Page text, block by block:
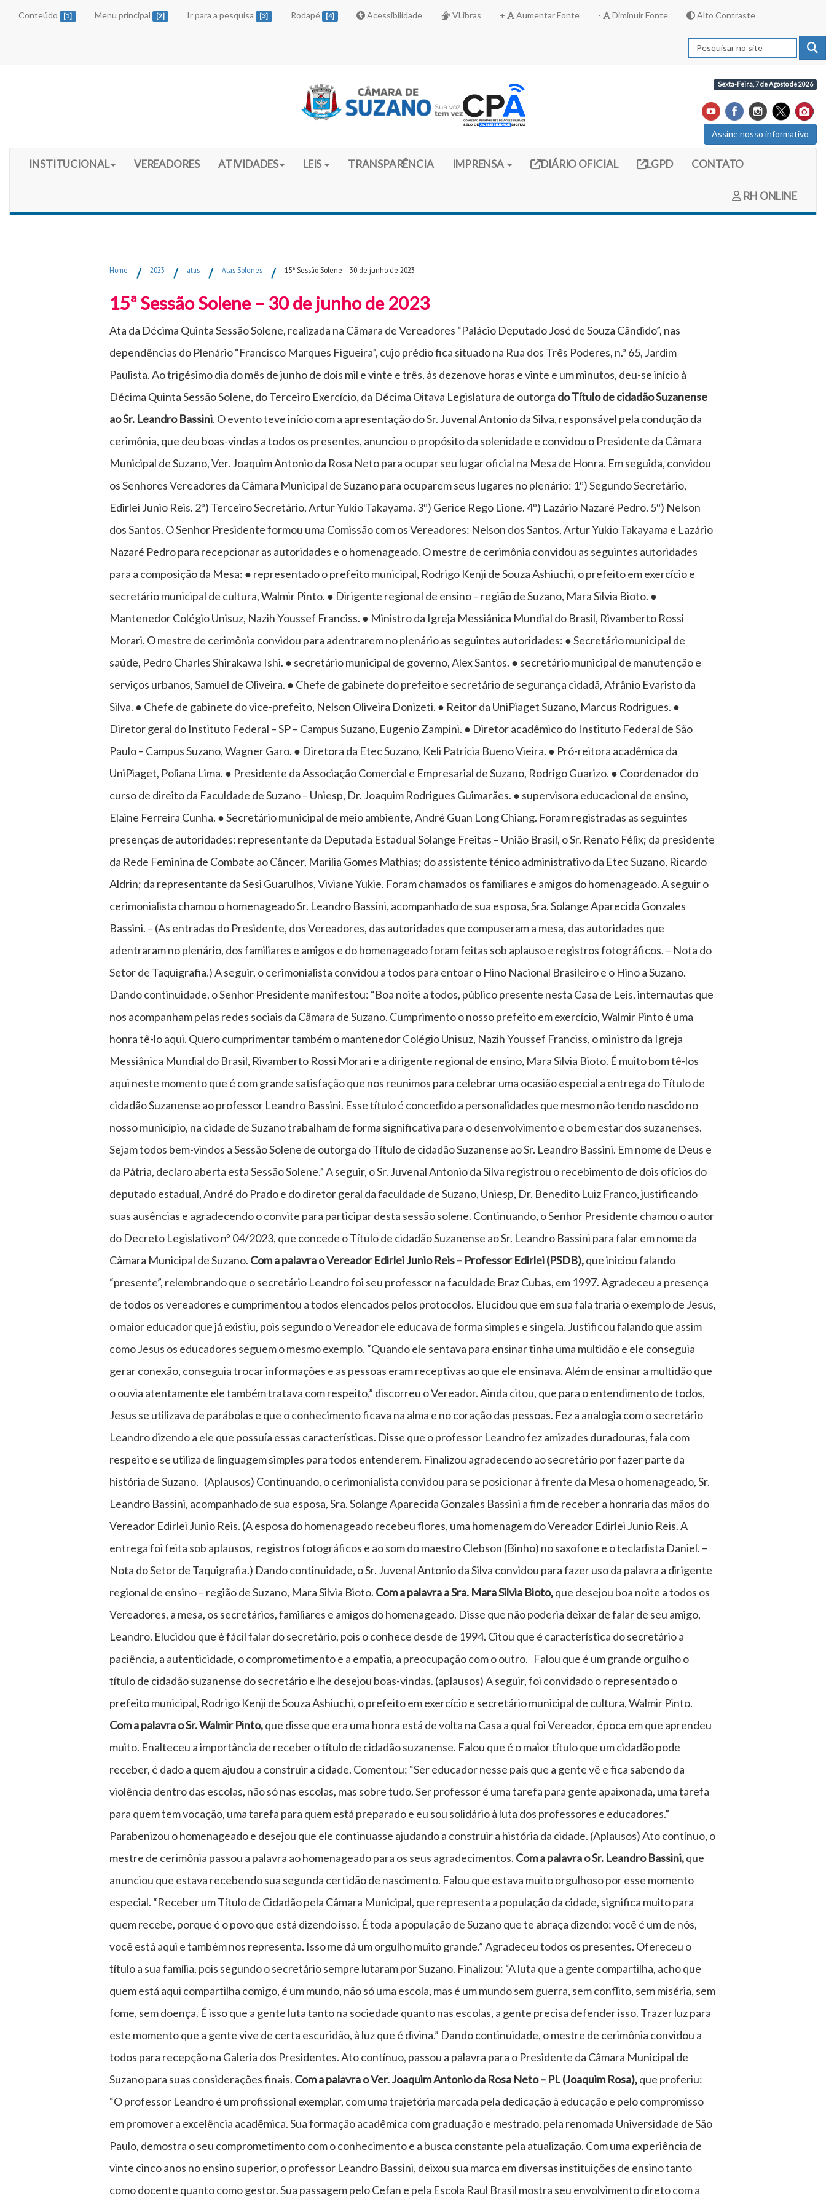
Conteúdo [1] Menu principal [2] Ir para a pesquisa [3] Rodapé [4] Acessibilidade VLibras + Aumentar Fonte - Diminuir Fonte Alto Contraste
Sexta-Feira, 7 de Agosto de 2026
Assine nosso informativo
Início do Menu Principal
INSTITUCIONAL VEREADORES ATIVIDADES LEIS TRANSPARÊNCIA IMPRENSA Link externo (site do diario oficial do legislativo)
DIÁRIO OFICIAL Link externo (site com informações LGPD)
LGPD CONTATO
RH ONLINE
Home / 2023 / atas / Atas Solenes / 15ª Sessão Solene – 30 de junho de 2023
15ª Sessão Solene – 30 de junho de 2023
Ata da Décima Quinta Sessão Solene, realizada na Câmara de Vereadores “Palácio Deputado José de Souza Cândido”, nas
dependências do Plenário “Francisco Marques Figueira”, cujo prédio fica situado na Rua dos Três Poderes, n.º 65, Jardim
Paulista. Ao trigésimo dia do mês de junho de dois mil e vinte e três, às dezenove horas e vinte e um minutos, deu-se início à
Décima Quinta Sessão Solene, do Terceiro Exercício, da Décima Oitava Legislatura de outorga do Título de cidadão Suzanense
ao Sr. Leandro Bassini. O evento teve início com a apresentação do Sr. Juvenal Antonio da Silva, responsável pela condução da
cerimônia, que deu boas-vindas a todos os presentes, anunciou o propósito da solenidade e convidou o Presidente da Câmara
Municipal de Suzano, Ver. Joaquim Antonio da Rosa Neto para ocupar seu lugar oficial na Mesa de Honra. Em seguida, convidou
os Senhores Vereadores da Câmara Municipal de Suzano para ocuparem seus lugares no plenário: 1º) Segundo Secretário,
Edirlei Junio Reis. 2º) Terceiro Secretário, Artur Yukio Takayama. 3º) Gerice Rego Lione. 4º) Lazário Nazaré Pedro. 5º) Nelson
dos Santos. O Senhor Presidente formou uma Comissão com os Vereadores: Nelson dos Santos, Artur Yukio Takayama e Lazário
Nazaré Pedro para recepcionar as autoridades e o homenageado. O mestre de cerimônia convidou as seguintes autoridades
para a composição da Mesa: ● representado o prefeito municipal, Rodrigo Kenji de Souza Ashiuchi, o prefeito em exercício e
secretário municipal de cultura, Walmir Pinto. ● Dirigente regional de ensino – região de Suzano, Mara Silvia Bioto. ●
Mantenedor Colégio Unisuz, Nazih Youssef Franciss. ● Ministro da Igreja Messiânica Mundial do Brasil, Rivamberto Rossi
Morari. O mestre de cerimônia convidou para adentrarem no plenário as seguintes autoridades: ● Secretário municipal de
saúde, Pedro Charles Shirakawa Ishi. ● secretário municipal de governo, Alex Santos. ● secretário municipal de manutenção e
serviços urbanos, Samuel de Oliveira. ● Chefe de gabinete do prefeito e secretário de segurança cidadã, Afrânio Evaristo da
Silva. ● Chefe de gabinete do vice-prefeito, Nelson Oliveira Donizeti. ● Reitor da UniPiaget Suzano, Marcus Rodrigues. ●
Diretor geral do Instituto Federal – SP – Campus Suzano, Eugenio Zampini. ● Diretor acadêmico do Instituto Federal de São
Paulo – Campus Suzano, Wagner Garo. ● Diretora da Etec Suzano, Keli Patrícia Bueno Vieira. ● Pró-reitora acadêmica da
UniPiaget, Poliana Lima. ● Presidente da Associação Comercial e Empresarial de Suzano, Rodrigo Guarizo. ● Coordenador do
curso de direito da Faculdade de Suzano – Uniesp, Dr. Joaquim Rodrigues Guimarães. ● supervisora educacional de ensino,
Elaine Ferreira Cunha. ● Secretário municipal de meio ambiente, André Guan Long Chiang. Foram registradas as seguintes
presenças de autoridades: representante da Deputada Estadual Solange Freitas – União Brasil, o Sr. Renato Félix; da presidente
da Rede Feminina de Combate ao Câncer, Marilia Gomes Mathias; do assistente ténico administrativo da Etec Suzano, Ricardo
Aldrin; da representante da Sesi Guarulhos, Viviane Yukie. Foram chamados os familiares e amigos do homenageado. A seguir o
cerimonialista chamou o homenageado Sr. Leandro Bassini, acompanhado de sua esposa, Sra. Solange Aparecida Gonzales
Bassini. – (As entradas do Presidente, dos Vereadores, das autoridades que compuseram a mesa, das autoridades que
adentraram no plenário, dos familiares e amigos e do homenageado foram feitas sob aplauso e registros fotográficos. – Nota do
Setor de Taquigrafia.) A seguir, o cerimonialista convidou a todos para entoar o Hino Nacional Brasileiro e o Hino a Suzano.
Dando continuidade, o Senhor Presidente manifestou: “Boa noite a todos, público presente nesta Casa de Leis, internautas que
nos acompanham pelas redes sociais da Câmara de Suzano. Cumprimento o nosso prefeito em exercício, Walmir Pinto é uma
honra tê-lo aqui. Quero cumprimentar também o mantenedor Colégio Unisuz, Nazih Youssef Franciss, o ministro da Igreja
Messiânica Mundial do Brasil, Rivamberto Rossi Morari e a dirigente regional de ensino, Mara Silvia Bioto. É muito bom tê-los
aqui neste momento que é com grande satisfação que nos reunimos para celebrar uma ocasião especial a entrega do Título de
cidadão Suzanense ao professor Leandro Bassini. Esse título é concedido a personalidades que mesmo não tendo nascido no
nosso município, na cidade de Suzano trabalham de forma significativa para o desenvolvimento e o bem estar dos suzanenses.
Sejam todos bem-vindos a Sessão Solene de outorga do Título de cidadão Suzanense ao Sr. Leandro Bassini. Em nome de Deus e
da Pátria, declaro aberta esta Sessão Solene.” A seguir, o Sr. Juvenal Antonio da Silva registrou o recebimento de dois ofícios do
deputado estadual, André do Prado e do diretor geral da faculdade de Suzano, Uniesp, Dr. Benedito Luiz Franco, justificando
suas ausências e agradecendo o convite para participar desta sessão solene. Continuando, o Senhor Presidente chamou o autor
do Decreto Legislativo nº 04/2023, que concede o Título de cidadão Suzanense ao Sr. Leandro Bassini para falar em nome da
Câmara Municipal de Suzano. Com a palavra o Vereador Edirlei Junio Reis – Professor Edirlei (PSDB),que iniciou falando
“presente”, relembrando que o secretário Leandro foi seu professor na faculdade Braz Cubas, em 1997. Agradeceu a presença
de todos os vereadores e cumprimentou a todos elencados pelos protocolos. Elucidou que em sua fala traria o exemplo de Jesus,
o maior educador que já existiu, pois segundo o Vereador ele educava de forma simples e singela. Justificou falando que assim
como Jesus os educadores seguem o mesmo exemplo. “Quando ele sentava para ensinar tinha uma multidão e ele conseguia
gerar conexão, conseguia trocar informações e as pessoas eram receptivas ao que ele ensinava. Além de ensinar a multidão que
o ouvia atentamente ele também tratava com respeito,” discorreu o Vereador. Ainda citou, que para o entendimento de todos,
Jesus se utilizava de parábolas e que o conhecimento ficava na alma e no coração das pessoas. Fez a analogia com o secretário
Leandro dizendo a ele que possuía essas características. Disse que o professor Leandro fez amizades duradouras, fala com
respeito e se utiliza de linguagem simples para todos entenderem. Finalizou agradecendo ao secretário por fazer parte da
história de Suzano. (Aplausos) Continuando, o cerimonialista convidou para se posicionar à frente da Mesa o homenageado, Sr.
Leandro Bassini, acompanhado de sua esposa, Sra. Solange Aparecida Gonzales Bassini a fim de receber a honraria das mãos do
Vereador Edirlei Junio Reis. (A esposa do homenageado recebeu flores, uma homenagem do Vereador Edirlei Junio Reis. A
entrega foi feita sob aplausos, registros fotográficos e ao som do maestro Clebson (Binho) no saxofone e o tecladista Daniel. –
Nota do Setor de Taquigrafia.) Dando continuidade, o Sr. Juvenal Antonio da Silva convidou para fazer uso da palavra a dirigente
regional de ensino – região de Suzano, Mara Silvia Bioto. Com a palavra a Sra. Mara Silvia Bioto,que desejou boa noite a todos os
Vereadores, a mesa, os secretários, familiares e amigos do homenageado. Disse que não poderia deixar de falar de seu amigo,
Leandro. Elucidou que é fácil falar do secretário, pois o conhece desde de 1994. Citou que é característica do secretário a
paciência, a autenticidade, o comprometimento e a empatia, a preocupação com o outro. Falou que é um grande orgulho o
título de cidadão suzanense do secretário e lhe desejou boas-vindas. (aplausos) A seguir, foi convidado o representado o
prefeito municipal, Rodrigo Kenji de Souza Ashiuchi, o prefeito em exercício e secretário municipal de cultura, Walmir Pinto.
Com a palavra o Sr. Walmir Pinto,que disse que era uma honra está de volta na Casa a qual foi Vereador, época em que aprendeu
muito. Enalteceu a importância de receber o título de cidadão suzanense. Falou que é o maior título que um cidadão pode
receber, é dado a quem ajudou a construir a cidade. Comentou: “Ser educador nesse país que a gente vê e fica sabendo da
violência dentro das escolas, não só nas escolas, mas sobre tudo. Ser professor é uma tarefa para gente apaixonada, uma tarefa
para quem tem vocação, uma tarefa para quem está preparado e eu sou solidário à luta dos professores e educadores.”
Parabenizou o homenageado e desejou que ele continuasse ajudando a construir a história da cidade. (Aplausos) Ato contínuo, o
mestre de cerimônia passou a palavra ao homenageado para os seus agradecimentos. Com a palavra oSr. Leandro Bassini,que
anunciou que estava recebendo sua segunda certidão de nascimento. Falou que estava muito orgulhoso por esse momento
especial. “Receber um Título de Cidadão pela Câmara Municipal, que representa a população da cidade, significa muito para
quem recebe, porque é o povo que está dizendo isso. É toda a população de Suzano que te abraça dizendo: você é um de nós,
você está aqui e também nos representa. Isso me dá um orgulho muito grande.” Agradeceu todos os presentes. Ofereceu o
título a sua família, pois segundo o secretário sempre lutaram por Suzano. Finalizou: “A luta que a gente compartilha, acho que
quem está aqui compartilha comigo, é um mundo, não só uma escola, mas é um mundo sem guerra, sem conflito, sem miséria, sem
fome, sem doença. É isso que a gente luta tanto na sociedade quanto nas escolas, a gente precisa defender isso. Trazer luz para
este momento que a gente vive de certa escuridão, à luz que é divina.” Dando continuidade, o mestre de cerimônia convidou a
todos para recepção na Galeria dos Presidentes. Ato contínuo, passou a palavra para o Presidente da Câmara Municipal de
Suzano para suas considerações finais. Com a palavra o Ver. Joaquim Antonio da Rosa Neto – PL (Joaquim Rosa),que proferiu:
“O professor Leandro é um profissional exemplar, com uma trajetória marcada pela dedicação à educação e pelo compromisso
em promover a excelência acadêmica. Sua formação acadêmica com graduação e mestrado, pela renomada Universidade de São
Paulo, demostra o seu comprometimento com o conhecimento e a busca constante pela atualização. Com uma experiência de
vinte cinco anos no ensino superior, o professor Leandro Bassini, deixou sua marca em diversas instituições de ensino tanto
como docente quanto como gestor. Sua passagem pelo Cefan e pela Escola Raul Brasil mostra seu envolvimento direto com a